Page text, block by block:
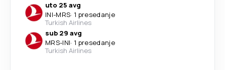
uto 25 avg
INI-MRS· 1 presedanje
Turkish Airlines
sub 29 avg
MRS-INI· 1 presedanje
Turkish Airlines